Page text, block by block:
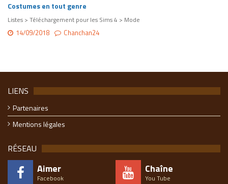
Costumes en tout genre
Listes > Téléchargement pour les Sims 4 > Mode
14/09/2018 Chanchan24
LIENS
Partenaires
Mentions légales
RÉSEAU
Aimer
Facebook
Chaîne
You Tube